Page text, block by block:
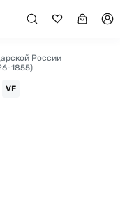
России
1855)
VF